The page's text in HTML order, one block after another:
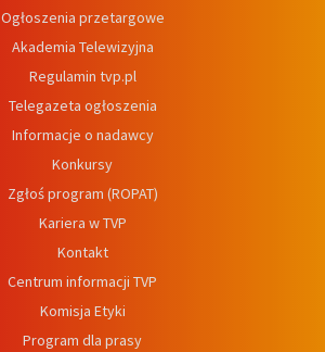
Ogłoszenia przetargowe
Akademia Telewizyjna
Regulamin tvp.pl
Telegazeta ogłoszenia
Informacje o nadawcy
Konkursy
Zgłoś program (ROPAT)
Kariera w TVP
Kontakt
Centrum informacji TVP
Komisja Etyki
Program dla prasy